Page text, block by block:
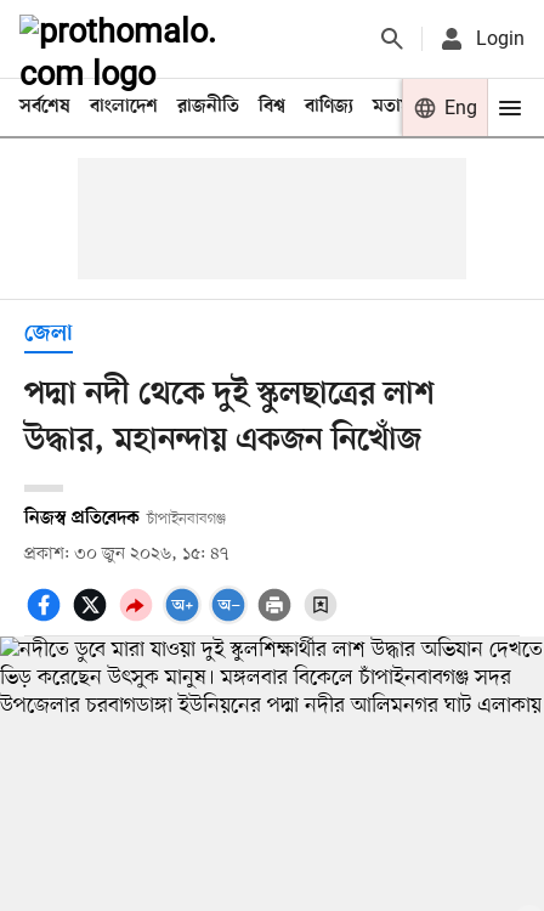
Login
সর্বশেষ বাংলাদেশ রাজনীতি বিশ্ব বাণিজ্য মতামত খেলা
Eng
জেলা
পদ্মা নদী থেকে দুই স্কুলছাত্রের লাশ
উদ্ধার, মহানন্দায় একজন নিখোঁজ
নিজস্ব প্রতিবেদক চাঁপাইনবাবগঞ্জ
প্রকাশ: ৩০ জুন ২০২৬, ১৫: ৪৭